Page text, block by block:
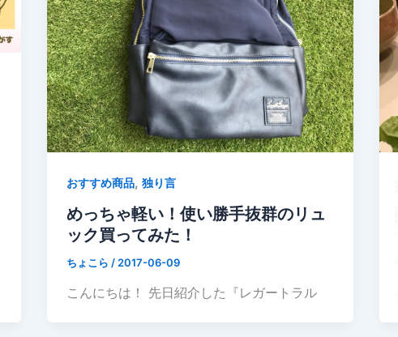
おすすめ商品, 独り言
めっちゃ軽い！使い勝手抜群のリュ
ック買ってみた！
ちょこら / 2017-06-09
こんにちは！ 先日紹介した『レガートラル